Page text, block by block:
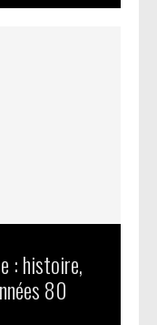
: histoire,
80